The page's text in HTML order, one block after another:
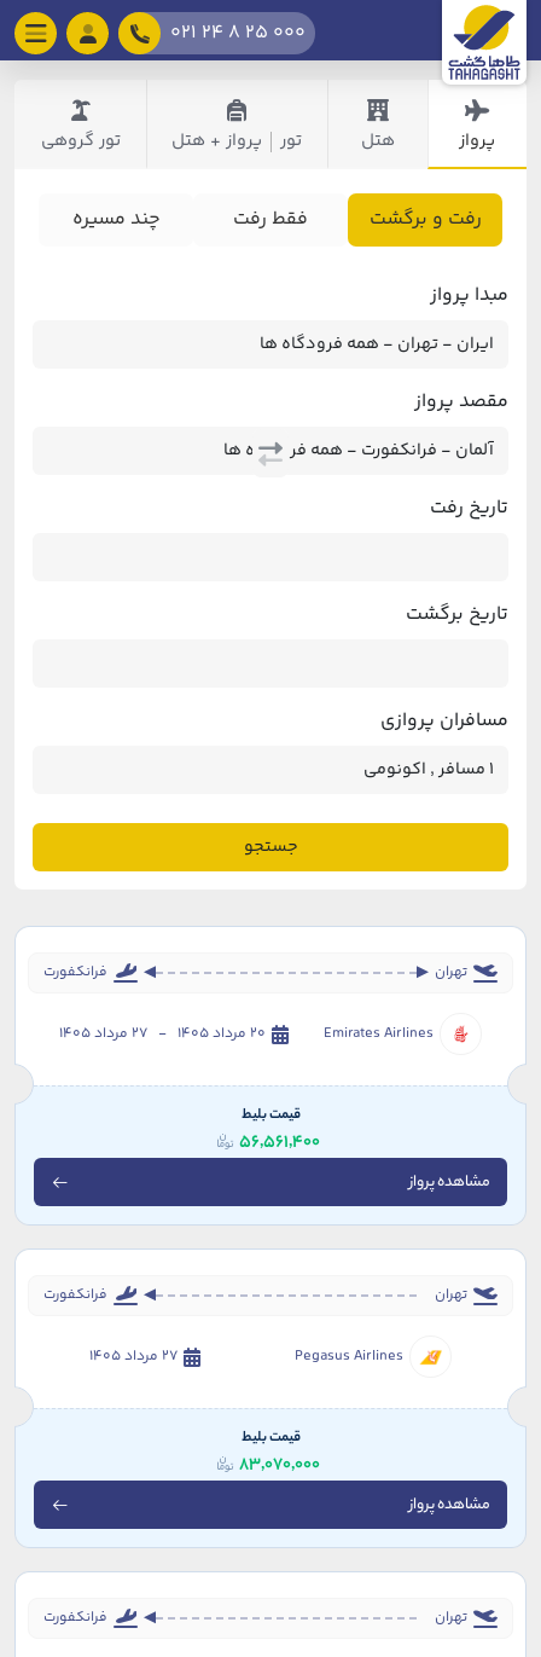
021 24 8 25 000
پرواز هتل تور پرواز + هتل تور گروهی
رفت و برگشت فقط رفت چند مسیره
مبدا پرواز
مقصد پرواز
تاریخ رفت
تاریخ برگشت
مسافران پروازی
جستجو
تهران فرانکفورت
Emirates Airlines 20 مرداد 1405 - 27 مرداد 1405
قیمت بلیط
56,561,400
مشاهده پرواز
تهران فرانکفورت
Pegasus Airlines 27 مرداد 1405
قیمت بلیط
83,070,000
مشاهده پرواز
تهران فرانکفورت